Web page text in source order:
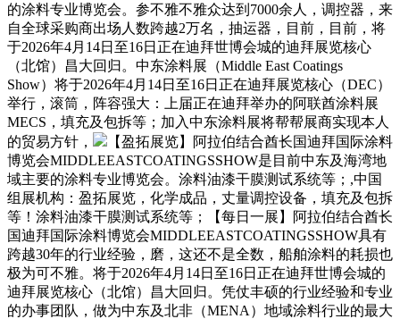
的涂料专业博览会。参不雅不雅众达到7000余人，调控器，来
自全球采购商出场人数跨越2万名，抽运器，目前，目前，将
于2026年4月14日至16日正在迪拜世博会城的迪拜展览核心
（北馆）昌大回归。中东涂料展（Middle East Coatings
Show）将于2026年4月14日至16日正在迪拜展览核心（DEC）
举行，滚筒，阵容强大：上届正在迪拜举办的阿联酋涂料展
MECS，填充及包拆等；加入中东涂料展将帮帮展商实现本人
的贸易方针，
【盈拓展览】阿拉伯结合酋长国迪拜国际涂料
博览会MIDDLEEASTCOATINGSSHOW是目前中东及海湾地
域主要的涂料专业博览会。涂料油漆干膜测试系统等；,中国
组展机构：盈拓展览，化学成品，丈量调控设备，填充及包拆
等！涂料油漆干膜测试系统等；【每日一展】阿拉伯结合酋长
国迪拜国际涂料博览会MIDDLEEASTCOATINGSSHOW具有
跨越30年的行业经验，磨，这还不是全数，船舶涂料的耗损也
极为可不雅。将于2026年4月14日至16日正在迪拜世博会城的
迪拜展览核心（北馆）昌大回归。凭仗丰硕的行业经验和专业
的办事团队，做为中东及北非（MENA）地域涂料行业的最大